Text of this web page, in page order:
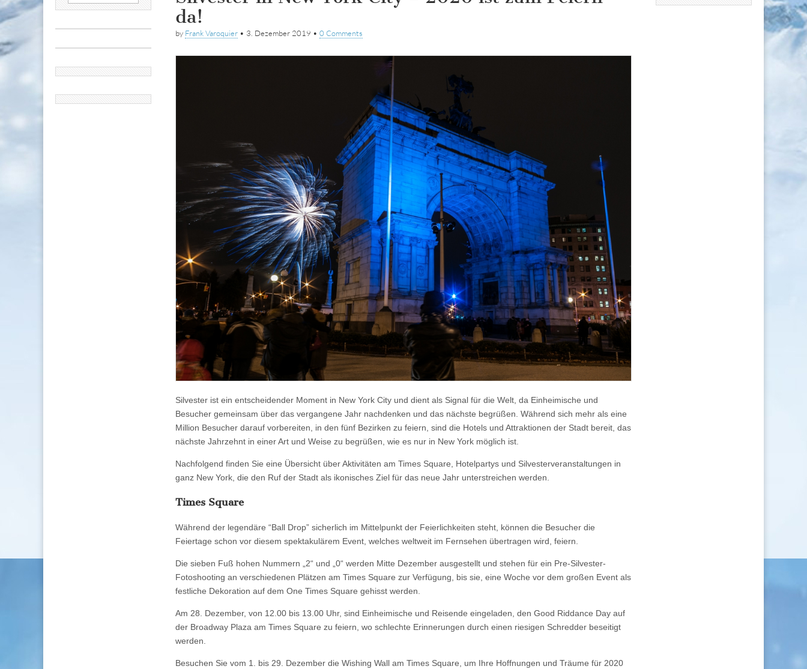
da!
by Frank Varoquier• 3. Dezember 2019 • 0 Comments
Silvester ist ein entscheidender Moment in New York City und dient als Signal für die Welt, da Einheimische und
Besucher gemeinsam über das vergangene Jahr nachdenken und das nächste begrüßen. Während sich mehr als eine
Million Besucher darauf vorbereiten, in den fünf Bezirken zu feiern, sind die Hotels und Attraktionen der Stadt bereit, das
nächste Jahrzehnt in einer Art und Weise zu begrüßen, wie es nur in New York möglich ist.
Nachfolgend finden Sie eine Übersicht über Aktivitäten am Times Square, Hotelpartys und Silvesterveranstaltungen in
ganz New York, die den Ruf der Stadt als ikonisches Ziel für das neue Jahr unterstreichen werden.
Times Square
Während der legendäre “Ball Drop” sicherlich im Mittelpunkt der Feierlichkeiten steht, können die Besucher die
Feiertage schon vor diesem spektakulärem Event, welches weltweit im Fernsehen übertragen wird, feiern.
Die sieben Fuß hohen Nummern „2“ und „0“ werden Mitte Dezember ausgestellt und stehen für ein Pre-Silvester-
Fotoshooting an verschiedenen Plätzen am Times Square zur Verfügung, bis sie, eine Woche vor dem großen Event als
festliche Dekoration auf dem One Times Square gehisst werden.
Am 28. Dezember, von 12.00 bis 13.00 Uhr, sind Einheimische und Reisende eingeladen, den Good Riddance Day auf
der Broadway Plaza am Times Square zu feiern, wo schlechte Erinnerungen durch einen riesigen Schredder beseitigt
werden.
Besuchen Sie vom 1. bis 29. Dezember die Wishing Wall am Times Square, um Ihre Hoffnungen und Träume für 2020
nach: